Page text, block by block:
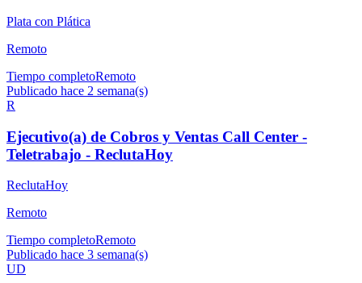
Plata con Plática
Remoto
Tiempo completoRemoto
Publicado hace 2 semana(s)
R
Ejecutivo(a) de Cobros y Ventas Call Center -
Teletrabajo - ReclutaHoy
ReclutaHoy
Remoto
Tiempo completoRemoto
Publicado hace 3 semana(s)
UD